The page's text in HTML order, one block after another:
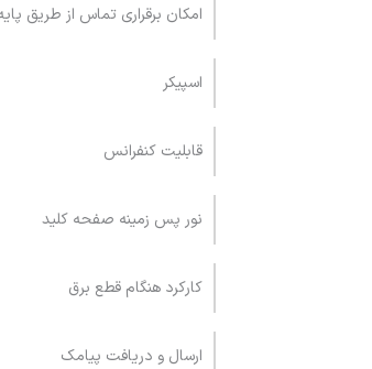
امکان برقراری تماس از طريق
اسپيکر
قابليت کنفرانس
نور پس زمینه صفحه کلید
کارکرد هنگام قطع برق
ارسال و دريافت پيامک